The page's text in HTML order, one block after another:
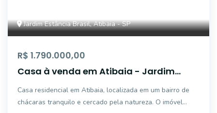
Jardim Estância Brasil, Atibaia - SP
R$ 1.790.000,00
Casa à venda em Atibaia - Jardim
Casa residencial em Atibaia, localizada em um bairro de
chácaras tranquilo e cercado pela natureza. O imóvel